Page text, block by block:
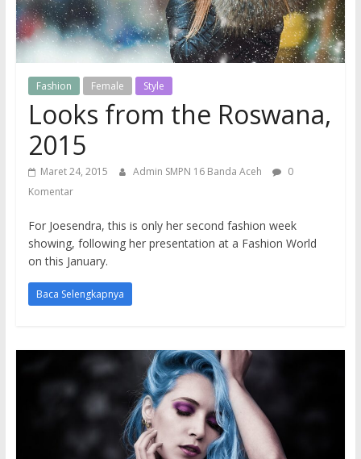
Resmi
SMP
Negeri
Banda
Aceh
Fashion Female Style
Looks from the Roswana,
2015
Maret 24, 2015 Admin SMPN 16 Banda Aceh
0
Komentar
For Joesendra, this is only her second fashion week
showing, following her presentation at a Fashion World
on this January.
Baca Selengkapnya